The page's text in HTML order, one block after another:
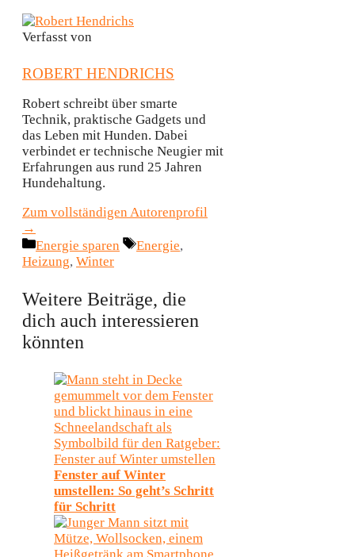
Verfasst von
ROBERT HENDRICHS
Robert schreibt über smarte
Technik, praktische Gadgets und
das Leben mit Hunden. Dabei
verbindet er technische Neugier mit
Erfahrungen aus rund 25 Jahren
Hundehaltung.
Zum vollständigen Autorenprofil
→
Kategorien
Energie sparen Schlagwörter
Energie,
Heizung, Winter
Weitere Beiträge, die
dich auch interessieren
könnten
Fenster auf Winter
umstellen: So geht’s Schritt
für Schritt